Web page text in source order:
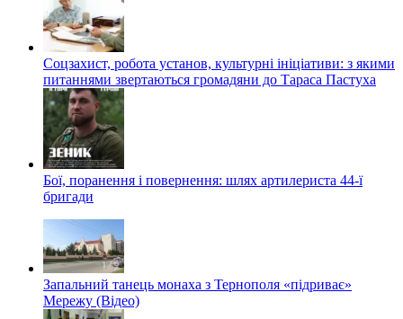
Соцзахист, робота установ, культурні ініціативи: з якими
питаннями звертаються громадяни до Тараса Пастуха
Бої, поранення і повернення: шлях артилериста 44-ї
бригади
Запальний танець монаха з Тернополя «підриває»
Мережу (Відео)